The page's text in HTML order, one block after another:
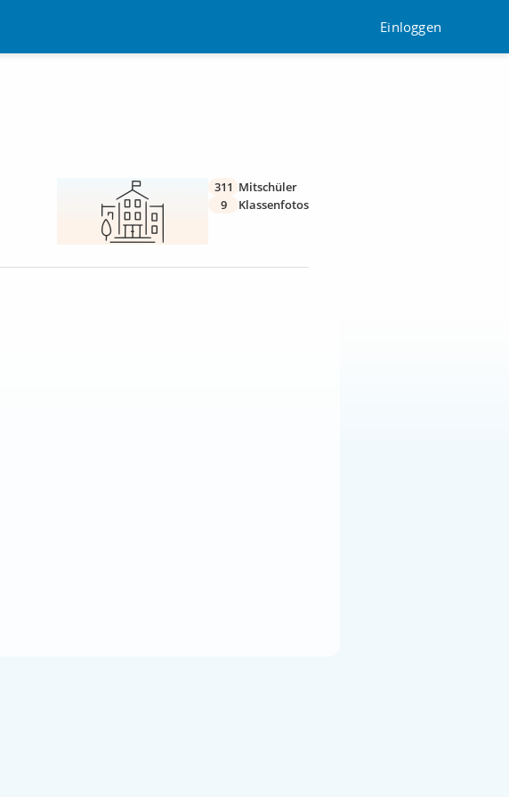
Einloggen
311 Mitschüler
9
Klassenfotos